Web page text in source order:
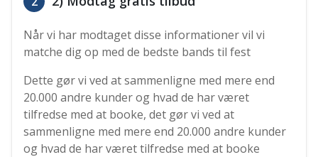
Når vi har modtaget disse informationer vil vi
matche dig op med de bedste bands til fest
Dette gør vi ved at sammenligne med mere end
20.000 andre kunder og hvad de har været
tilfredse med at booke, det gør vi ved at
sammenligne med mere end 20.000 andre kunder
og hvad de har været tilfredse med at booke